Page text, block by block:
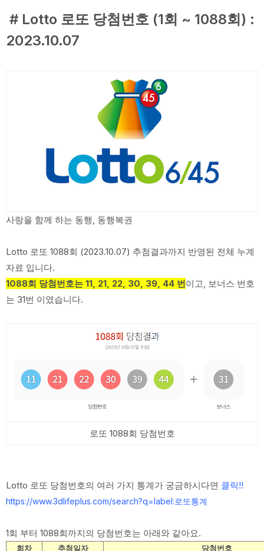
# Lotto 로또 당첨번호 (1회 ~ 1088회) :
2023.10.07
사랑을 함께 하는 동행, 동행복권
Lotto 로또 1088회 (2023.10.07) 추첨결과까지 반영된 전체 누계
자료 입니다.
1088회 당첨번호는 11, 21, 22, 30, 39, 44 번이고, 보너스 번호
는 31번 이였습니다.
로또 1088회 당첨번호
Lotto 로또 당첨번호의 여러 가지 통계가 궁금하시다면 클릭!!
https://www.3dlifeplus.com/search?q=label:로또통계
1회 부터 1088회까지의 당첨번호는 아래와 같아요.
회차 추첨일자
당첨번호